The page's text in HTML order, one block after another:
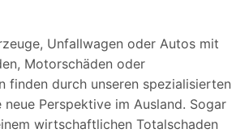
Unfallwagen oder Autos mit
Motorschäden oder
finden durch unseren spezialisierten
neue Perspektive im Ausland. Sogar
wirtschaftlichen Totalschaden